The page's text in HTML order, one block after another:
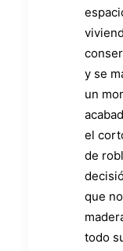
y se
un
el
de
que
todo